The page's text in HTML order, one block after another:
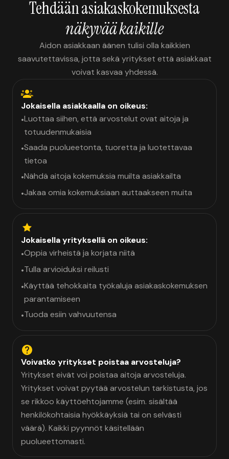
Tehdään asiakaskokemuksesta
näkyvää kaikille
Aidon asiakkaan äänen tulisi olla kaikkien
saavutettavissa, jotta sekä yritykset että asiakkaat
voivat kasvaa yhdessä.
Jokaisella asiakkaalla on oikeus:
•Luottaa siihen, että arvostelut ovat aitoja ja
totuudenmukaisia
•Saada puolueetonta, tuoretta ja luotettavaa
tietoa
•Nähdä aitoja kokemuksia muilta asiakkailta
•Jakaa omia kokemuksiaan auttaakseen muita
Jokaisella yrityksellä on oikeus:
•Oppia virheistä ja korjata niitä
•Tulla arvioiduksi reilusti
•Käyttää tehokkaita työkaluja asiakaskokemuksen
parantamiseen
•Tuoda esiin vahvuutensa
Voivatko yritykset poistaa arvosteluja?
Yritykset eivät voi poistaa aitoja arvosteluja.
Yritykset voivat pyytää arvostelun tarkistusta, jos
se rikkoo käyttöehtojamme (esim. sisältää
henkilökohtaisia hyökkäyksiä tai on selvästi
väärä). Kaikki pyynnöt käsitellään
puolueettomasti.